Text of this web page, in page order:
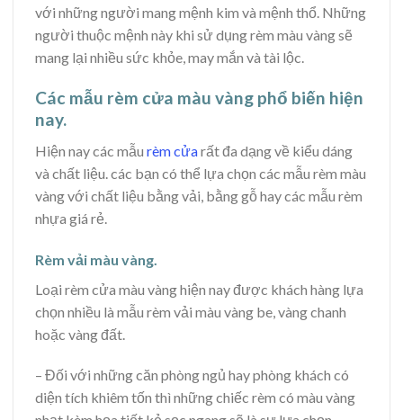
với những người mang mệnh kim và mệnh thổ. Những
người thuộc mệnh này khi sử dụng rèm màu vàng sẽ
mang lại nhiều sức khỏe, may mắn và tài lộc.
Các mẫu rèm cửa màu vàng phổ biến hiện
nay.
Hiện nay các mẫu rèm cửarất đa dạng về kiểu dáng
và chất liệu. các bạn có thể lựa chọn các mẫu rèm màu
vàng với chất liệu bằng vải, bằng gỗ hay các mẫu rèm
nhựa giá rẻ.
Rèm vải màu vàng.
Loại rèm cửa màu vàng hiện nay được khách hàng lựa
chọn nhiều là mẫu rèm vải màu vàng be, vàng chanh
hoặc vàng đất.
– Đối với những căn phòng ngủ hay phòng khách có
diện tích khiêm tốn thì những chiếc rèm có màu vàng